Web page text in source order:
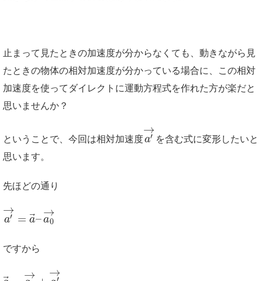
止まって見たときの加速度が分からなくても、動きながら見
たときの物体の相対加速度が分かっている場合に、この相対
加速度を使ってダイレクトに運動方程式を作れた方が楽だと
思いませんか？
ということで、今回は相対加速度a′
→
を含む式に変形したいと
思います。
先ほどの通り
a′
→
= a⃗
– a0
→
ですから
→ →